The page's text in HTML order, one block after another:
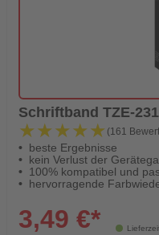
Schriftband TZE-
★★★★★
★★★★★ (161
beste Ergebnisse
kein Verlust der
100% kompatibel und
hervorragende
3,49 €*